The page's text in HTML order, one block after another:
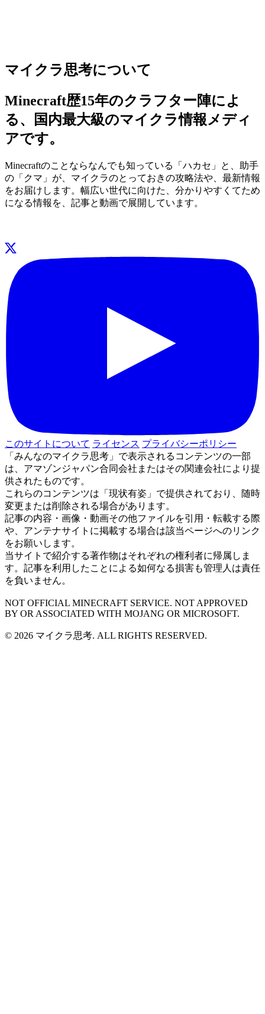
マイクラ思考について
Minecraft歴15年のクラフター陣によ
る、国内最大級のマイクラ情報メディ
アです。
Minecraftのことならなんでも知っている「ハカセ」と、助手
の「クマ」が、マイクラのとっておきの攻略法や、最新情報
をお届けします。幅広い世代に向けた、分かりやすくてため
になる情報を、記事と動画で展開しています。
このサイトについて ライセンス プライバシーポリシー
「みんなのマイクラ思考」で表示されるコンテンツの一部
は、アマゾンジャパン合同会社またはその関連会社により提
供されたものです。
これらのコンテンツは「現状有姿」で提供されており、随時
変更または削除される場合があります。
記事の内容・画像・動画その他ファイルを引用・転載する際
や、アンテナサイトに掲載する場合は該当ページへのリンク
をお願いします。
当サイトで紹介する著作物はそれぞれの権利者に帰属しま
す。記事を利用したことによる如何なる損害も管理人は責任
を負いません。
NOT OFFICIAL MINECRAFT SERVICE. NOT APPROVED
BY OR ASSOCIATED WITH MOJANG OR MICROSOFT.
© 2026 マイクラ思考. ALL RIGHTS RESERVED.